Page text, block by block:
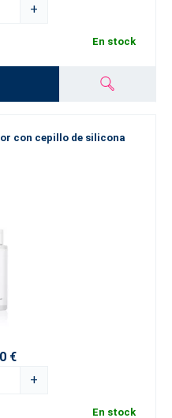
+
En stock
con cepillo de silicona
€
+
En stock